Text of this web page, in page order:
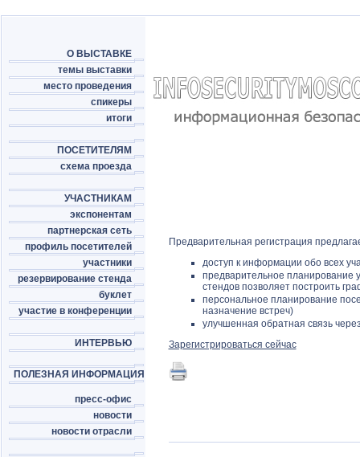
О ВЫСТАВКЕ
темы выставки
место проведения
спикеры
итоги
ПОСЕТИТЕЛЯМ
схема проезда
УЧАСТНИКАМ
экспонентам
партнерская сеть
профиль посетителей
участники
резервирование стенда
буклет
участие в конференции
ИНТЕРВЬЮ
ПОЛЕЗНАЯ ИНФОРМАЦИЯ
пресс-офис
новости
новости отрасли
Предварительная регистрация
доступ к информации обо всех
предварительное планирование
стендов позволяет построить
персональное планирование
назначение встреч)
улучшенная обратная связь
Зарегистрироваться сейчас